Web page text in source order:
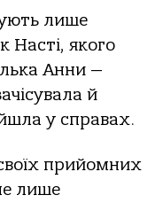
лише
Насті, якого
Анни —
й
у справах.
прийомних
лише